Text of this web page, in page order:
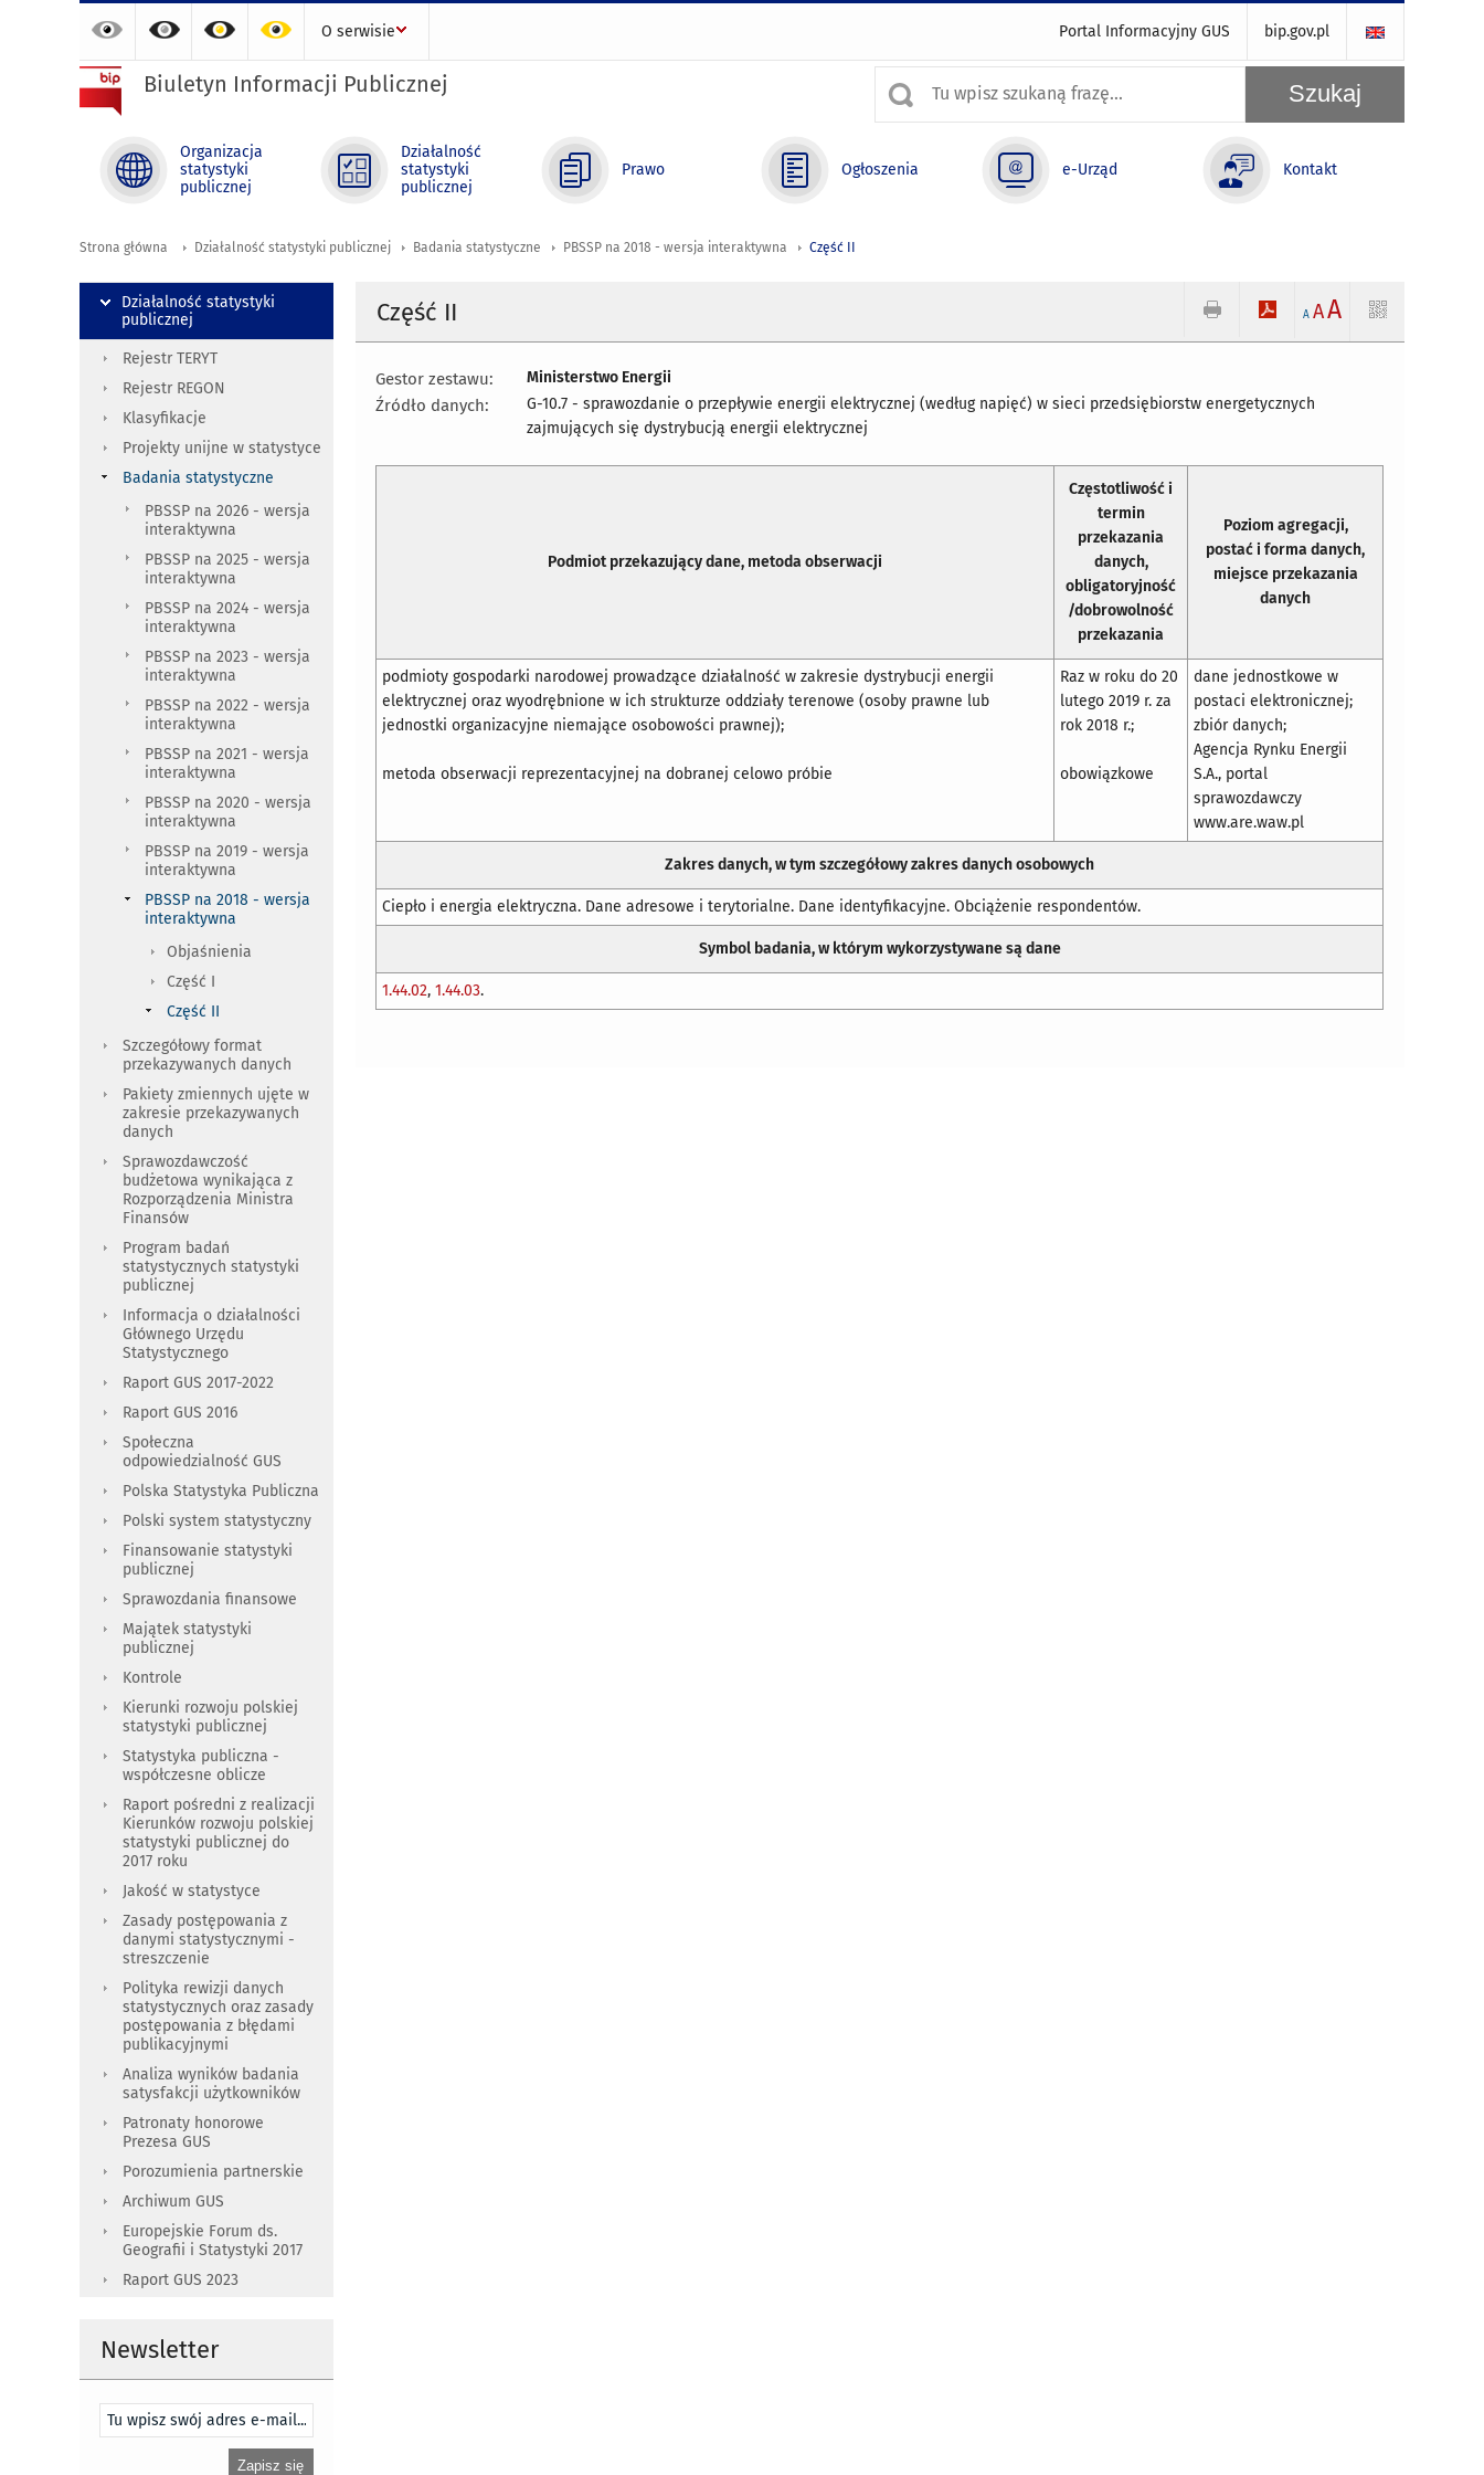
Portal Informacyjny GUS bip.gov.pl
O serwisie
Biuletyn Informacji Publicznej
Organizacja
statystyki
publicznej
Działalność
statystyki
publicznej
Prawo Ogłoszenia e-Urząd Kontakt
Strona główna Działalność statystyki publicznej Badania statystyczne PBSSP na 2018 - wersja interaktywna Część II
Część II A AA
Gestor zestawu: Ministerstwo Energii
Źródło danych:
G-10.7 - sprawozdanie o przepływie energii elektrycznej (według napięć) w sieci przedsiębiorstw energetycznych
zajmujących się dystrybucją energii elektrycznej
Podmiot przekazujący dane, metoda obserwacji
Częstotliwość i
termin
przekazania
danych,
obligatoryjność
/dobrowolność
przekazania
Poziom agregacji,
postać i forma danych,
miejsce przekazania
danych
podmioty gospodarki narodowej prowadzące działalność w zakresie dystrybucji energii
elektrycznej oraz wyodrębnione w ich strukturze oddziały terenowe (osoby prawne lub
jednostki organizacyjne niemające osobowości prawnej);
metoda obserwacji reprezentacyjnej na dobranej celowo próbie
Raz w roku do 20
lutego 2019 r. za
rok 2018 r.;
obowiązkowe
dane jednostkowe w
postaci elektronicznej;
zbiór danych;
Agencja Rynku Energii
S.A., portal
sprawozdawczy
www.are.waw.pl
Zakres danych, w tym szczegółowy zakres danych osobowych
Ciepło i energia elektryczna. Dane adresowe i terytorialne. Dane identyfikacyjne. Obciążenie respondentów.
Symbol badania, w którym wykorzystywane są dane
1.44.02,1.44.03.
Działalność statystyki
publicznej
Rejestr TERYT
Rejestr REGON
Klasyfikacje
Projekty unijne w statystyce
Badania statystyczne
PBSSP na 2026 - wersja
interaktywna
PBSSP na 2025 - wersja
interaktywna
PBSSP na 2024 - wersja
interaktywna
PBSSP na 2023 - wersja
interaktywna
PBSSP na 2022 - wersja
interaktywna
PBSSP na 2021 - wersja
interaktywna
PBSSP na 2020 - wersja
interaktywna
PBSSP na 2019 - wersja
interaktywna
PBSSP na 2018 - wersja
interaktywna
Objaśnienia
Część I
Część II
Szczegółowy format
przekazywanych danych
Pakiety zmiennych ujęte w
zakresie przekazywanych
danych
Sprawozdawczość
budżetowa wynikająca z
Rozporządzenia Ministra
Finansów
Program badań
statystycznych statystyki
publicznej
Informacja o działalności
Głównego Urzędu
Statystycznego
Raport GUS 2017-2022
Raport GUS 2016
Społeczna
odpowiedzialność GUS
Polska Statystyka Publiczna
Polski system statystyczny
Finansowanie statystyki
publicznej
Sprawozdania finansowe
Majątek statystyki
publicznej
Kontrole
Kierunki rozwoju polskiej
statystyki publicznej
Statystyka publiczna -
współczesne oblicze
Raport pośredni z realizacji
Kierunków rozwoju polskiej
statystyki publicznej do
2017 roku
Jakość w statystyce
Zasady postępowania z
danymi statystycznymi -
streszczenie
Polityka rewizji danych
statystycznych oraz zasady
postępowania z błędami
publikacyjnymi
Analiza wyników badania
satysfakcji użytkowników
Patronaty honorowe
Prezesa GUS
Porozumienia partnerskie
Archiwum GUS
Europejskie Forum ds.
Geografii i Statystyki 2017
Raport GUS 2023
Newsletter